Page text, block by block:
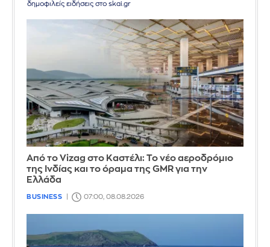
δημοφιλείς ειδήσεις στο skai.gr
Από το Vizag στο Καστέλι: Το νέο αεροδρόμιο
της Ινδίας και το όραμα της GMR για την
Ελλάδα
BUSINESS 07:00, 08.08.2026